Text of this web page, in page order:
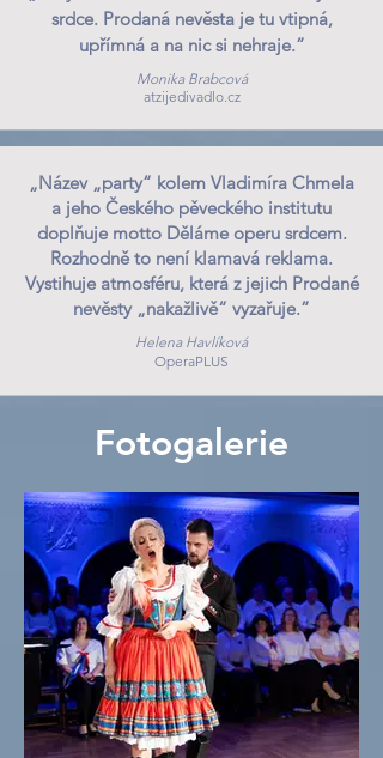
srdce. Prodaná nevěsta je tu vtipná,
upřímná a na nic si nehraje.”
Monika Brabcová
atzijedivadlo.cz
„Název „party“ kolem Vladimíra Chmela
a jeho Českého pěveckého institutu
doplňuje motto Děláme operu srdcem.
Rozhodně to není klamavá reklama.
Vystihuje atmosféru, která z jejich Prodané
nevěsty „nakažlivě“ vyzařuje.”
Helena Havlíková
OperaPLUS
Fotogalerie